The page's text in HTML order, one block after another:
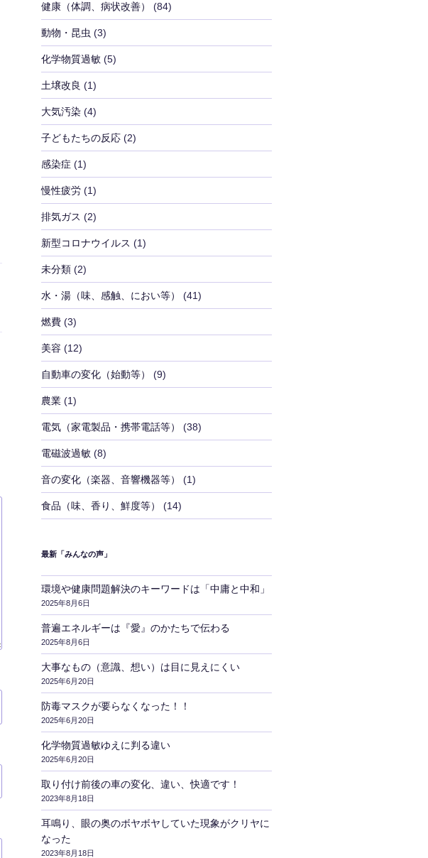
健康（体調、病状改善） (84)
動物・昆虫 (3)
化学物質過敏(5)
土壌改良 (1)
大気汚染 (4)
子どもたちの反応(2)
感染症 (1)
慢性疲労(1)
排気ガス (2)
新型コロナウイルス (1)
未分類(2)
水・湯（味、感触、におい等） (41)
燃費(3)
美容 (12)
自動車の変化（始動等） (9)
農業(1)
電気（家電製品・携帯電話等） (38)
電磁波過敏(8)
音の変化（楽器、音響機器等） (1)
食品（味、香り、鮮度等） (14)
最新「みんなの声」
環境や健康問題解決のキーワードは「中庸と中和」
2025年8月6日
普遍エネルギーは『愛』のかたちで伝わる
2025年8月6日
大事なもの（意識、想い）は目に見えにくい
2025年6月20日
防毒マスクが要らなくなった！！
2025年6月20日
化学物質過敏ゆえに判る違い
2025年6月20日
取り付け前後の車の変化、違い、快適です！
2023年8月18日
耳鳴り、眼の奥のボヤボヤしていた現象がクリヤに
なった
2023年8月18日